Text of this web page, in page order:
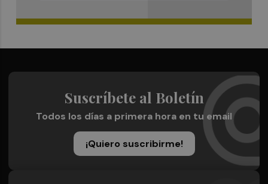
Suscríbete al Boletín
Todos los días a primera hora en tu email
¡Quiero suscribirme!